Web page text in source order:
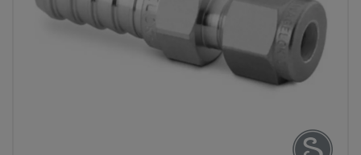
ステンレス鋼製 ホース・コネクター、
ンチ・サイズ SWAGELOKチューブ継
ース内径サイズ：3/8
型番： SS-6-